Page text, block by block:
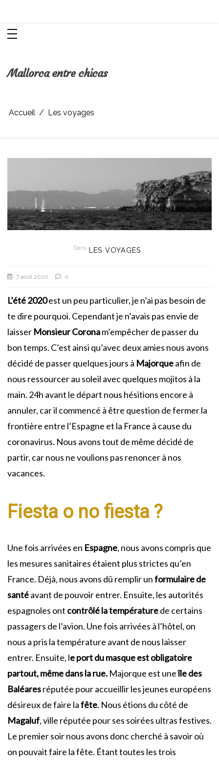
Mallorca entre chicas
Accueil Les voyages
Dans LES VOYAGES
7 août 2020 0
L’été 2020est un peu particulier, je n’ai pas besoin de
te dire pourquoi. Cependant je n’avais pas envie de
laisser Monsieur Coronam’empêcher de passer du
bon temps. C’est ainsi qu’avec deux amies nous avons
décidé de passer quelques jours à Majorqueafin de
nous ressourcer au soleil avec quelques mojitos à la
main. 24h avant le départ nous hésitions encore à
annuler, car il commencé à être question de fermer la
frontière entre l’Espagne et la France à cause du
coronavirus. Nous avons tout de même décidé de
partir, car nous ne voulions pas renoncer à nos
vacances.
Fiesta o no fiesta ?
Une fois arrivées en Espagne, nous avons compris que
les mesures sanitaires étaient plus strictes qu’en
France. Déjà, nous avons dû remplir unformulaire de
santéavant de pouvoir entrer. Ensuite, les autorités
espagnoles ont contrôlé la températurede certains
passagers de l’avion. Une fois arrivées à l’hôtel, on
nous a pris la température avant de nous laisser
entrer. Ensuite, le port du masque est obligatoire
partout, même dans la rue. Majorque est uneîle des
Baléaresréputée pour accueillir les jeunes européens
désireux de faire lafête. Nous étions du côté de
Magaluf, ville réputée pour ses soirées ultras festives.
Le premier soir nous avons donc cherché à savoir où
on pouvait faire la fête. Étant toutes les trois